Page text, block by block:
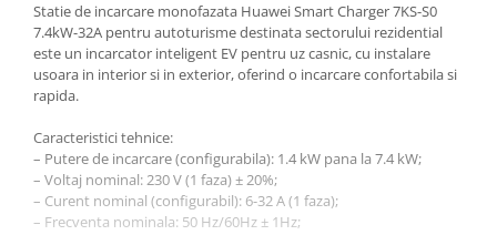
Statie de incarcare monofazata Huawei Smart Charger 7KS-S0
7.4kW-32A pentru autoturisme destinata sectorului rezidential
este un incarcator inteligent EV pentru uz casnic, cu instalare
usoara in interior si in exterior, oferind o incarcare confortabila si
rapida.
Caracteristici tehnice:
– Putere de incarcare (configurabila): 1.4 kW pana la 7.4 kW;
– Voltaj nominal: 230 V (1 faza) ± 20%;
– Curent nominal (configurabil): 6-32 A (1 faza);
– Frecventa nominala: 50 Hz/60Hz ± 1Hz;